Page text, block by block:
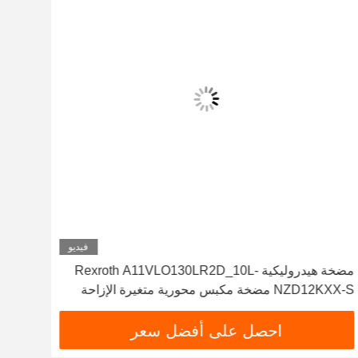
فيديو
مضخة هيدروليكية Rexroth A11VLO130LR2D_10L-
NZD12KXX-S مضخة مكبس محورية متغيرة الإزاحة
عالية الموثوقية R902037088
احصل على أفضل سعر